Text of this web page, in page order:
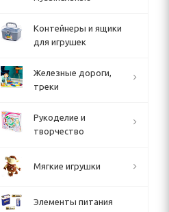
Контейнеры и ящики
для игрушек
Железные дороги,
треки
Рукоделие и
творчество
Мягкие игрушки
Элементы питания